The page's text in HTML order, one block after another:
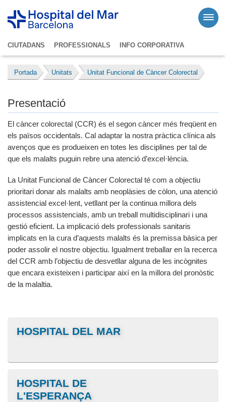
CIUTADANS PROFESSIONALS INFO CORPORATIVA
Portada Unitats Unitat Funcional de Càncer Colorectal
Presentació
El càncer colorectal (CCR) és el segon càncer més freqüent en
els països occidentals. Cal adaptar la nostra pràctica clínica als
avenços que es produeixen en totes les disciplines per tal de
que els malalts puguin rebre una atenció d’excel·lència.
La Unitat Funcional de Càncer Colorectal té com a objectiu
prioritari donar als malalts amb neoplàsies de còlon, una atenció
assistencial excel·lent, vetllant per la continua millora dels
processos assistencials, amb un treball multidisciplinari i una
gestió eficient. La implicació dels professionals sanitaris
implicats en la cura d’aquests malalts és la premissa bàsica per
poder assolir el nostre objectiu. Igualment treballar en la recerca
del CCR amb l’objectiu de desvetllar alguna de les incògnites
que encara existeixen i participar així en la millora del pronòstic
de la malaltia.
HOSPITAL DEL MAR
HOSPITAL DE
L'ESPERANÇA